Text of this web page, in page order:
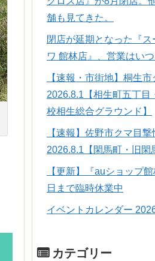
舗も見てきた。
閉店が延期となった『
ワ 館林店』、営業はい
【速報・市街地】桐生
2026.8.1【相生町五丁目
校相生総合グラウンド】
【速報】佐野市クマ目撃
2026.8.1【閑馬町・旧閑
【更新】『auショップ
日まで臨時休業中
イベントカレンダー
カテゴリー